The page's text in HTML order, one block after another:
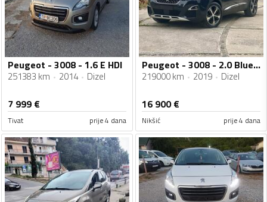
Peugeot - 3008 - 1.6 E HDI
251383 km 2014 Dizel
7 999 €
Tivat prije 4 dana
Peugeot - 3008 - 2.0 BlueHdi 130kw ALLURE EAT8
219000 km 2019 Dizel
16 900€
Nikšić prije 4 dana